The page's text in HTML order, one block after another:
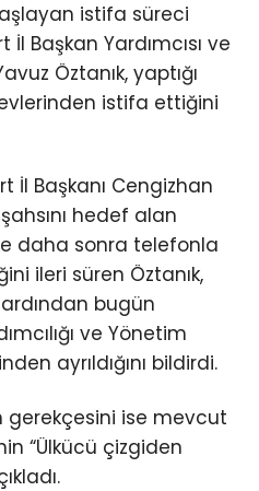
istifa süreci
Başkan Yardımcısı ve
Öztanık, yaptığı
istifa ettiğini
İl Başkanı Cengizhan
hedef alan
daha sonra telefonla
ileri süren Öztanık,
bugün
ve Yönetim
ayrıldığını bildirdi.
gerekçesini ise mevcut
“Ülkücü çizgiden